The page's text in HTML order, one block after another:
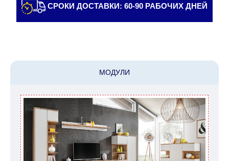
населенные пункты, которые находятся далеко
индивидуально, предварительно уточняя с
клиентов. В случае, если для транспортировки
товара требуется кран (маноф), клиент обязан
найти, заказать и оплатить услуги крана
самостоятельно.
СРОКИ ДОСТАВКИ: 60-90 РАБОЧИХ ДНЕЙ
МОДУЛИ